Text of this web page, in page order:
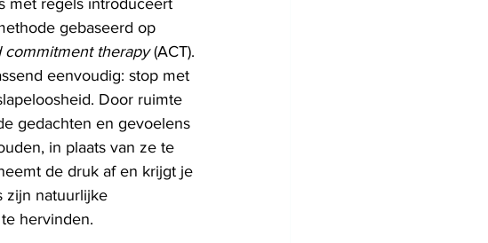
met regels introduceert
gebaseerd op
commitment therapy (ACT).
eenvoudig: stop met
Door ruimte
gedachten en gevoelens
in plaats van ze te
de druk af en krijgt je
zijn natuurlijke
hervinden.